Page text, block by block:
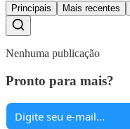
Principais Mais recentes
Nenhuma publicação
Pronto para mais?